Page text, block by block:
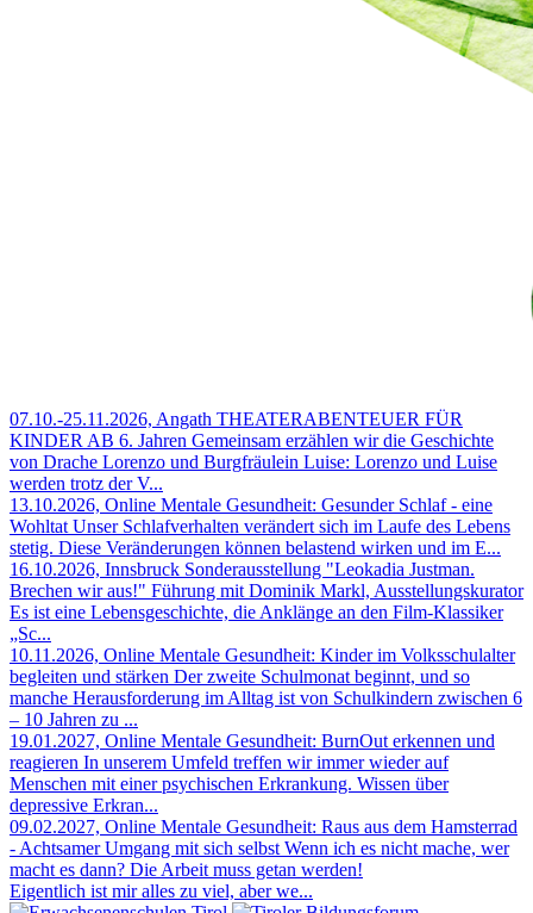
07.10.-25.11.2026, Angath THEATERABENTEUER FÜR
KINDER AB 6. Jahren Gemeinsam erzählen wir die Geschichte
von Drache Lorenzo und Burgfräulein Luise: Lorenzo und Luise
werden trotz der V...
13.10.2026, Online Mentale Gesundheit: Gesunder Schlaf - eine
Wohltat Unser Schlafverhalten verändert sich im Laufe des Lebens
stetig. Diese Veränderungen können belastend wirken und im E...
16.10.2026, Innsbruck Sonderausstellung "Leokadia Justman.
Brechen wir aus!" Führung mit Dominik Markl, Ausstellungskurator
Es ist eine Lebensgeschichte, die Anklänge an den Film-Klassiker
„Sc...
10.11.2026, Online Mentale Gesundheit: Kinder im Volksschulalter
begleiten und stärken Der zweite Schulmonat beginnt, und so
manche Herausforderung im Alltag ist von Schulkindern zwischen 6
– 10 Jahren zu ...
19.01.2027, Online Mentale Gesundheit: BurnOut erkennen und
reagieren In unserem Umfeld treffen wir immer wieder auf
Menschen mit einer psychischen Erkrankung. Wissen über
depressive Erkran...
09.02.2027, Online Mentale Gesundheit: Raus aus dem Hamsterrad
- Achtsamer Umgang mit sich selbst Wenn ich es nicht mache, wer
macht es dann? Die Arbeit muss getan werden!
Eigentlich ist mir alles zu viel, aber we...